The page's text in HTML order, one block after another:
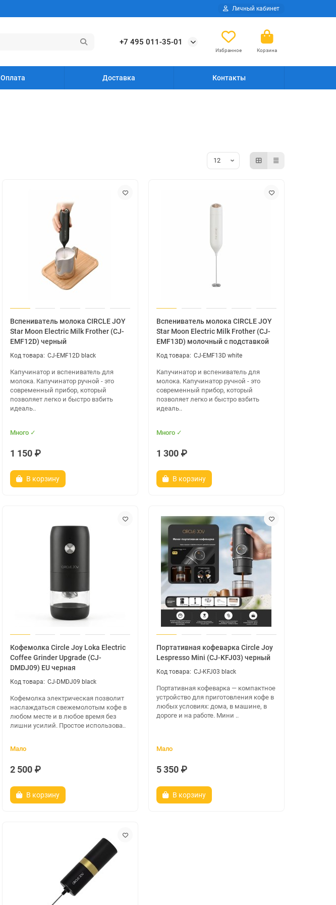
Личный кабинет
+7 495 011-35-01
Избранное Корзина
Оплата Доставка Контакты
Вспениватель молока CIRCLE JOY
Star Moon Electric Milk Frother (CJ-
EMF12D) черный
CJ-EMF12D black
Капучинатор и вспениватель для
молока. Капучинатор ручной - это
современный прибор, который
позволяет легко и быстро взбить
идеаль..
Много ✓
1 150 ₽
В корзину
Вспениватель молока CIRCLE JOY
Star Moon Electric Milk Frother (CJ-
EMF13D) молочный с подставкой
CJ-EMF13D white
Капучинатор и вспениватель для
молока. Капучинатор ручной - это
современный прибор, который
позволяет легко и быстро взбить
идеаль..
Много ✓
1 300 ₽
В корзину
Кофемолка Circle Joy Loka Electric
Coffee Grinder Upgrade (CJ-
DMDJ09) EU черная
CJ-DMDJ09 black
Кофемолка электрическая позволит
наслаждаться свежемолотым кофе в
любом месте и в любое время без
лишни усилий. Простое использова..
Мало
2 500 ₽
В корзину
Портативная кофеварка Circle Joy
Lespresso Mini (CJ-KFJ03) черный
CJ-KFJ03 black
Портативная кофеварка — компактное
устройство для приготовления кофе в
любых условиях: дома, в машине, в
дороге и на работе. Мини ..
Мало
5 350 ₽
В корзину